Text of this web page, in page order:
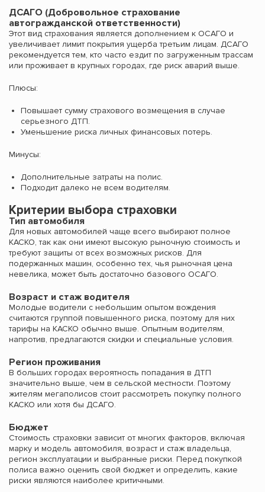
ДСАГО (Добровольное страхование
автогражданской ответственности)
Этот вид страхования является дополнением к ОСАГО и
увеличивает лимит покрытия ущерба третьим лицам. ДСАГО
рекомендуется тем, кто часто ездит по загруженным трассам
или проживает в крупных городах, где риск аварий выше.
Плюсы:
Повышает сумму страхового возмещения в случае
серьезного ДТП.
Уменьшение риска личных финансовых потерь.
Минусы:
Дополнительные затраты на полис.
Подходит далеко не всем водителям.
Критерии выбора страховки
Тип автомобиля
Для новых автомобилей чаще всего выбирают полное
КАСКО, так как они имеют высокую рыночную стоимость и
требуют защиты от всех возможных рисков. Для
подержанных машин, особенно тех, чья рыночная цена
невелика, может быть достаточно базового ОСАГО.
Возраст и стаж водителя
Молодые водители с небольшим опытом вождения
считаются группой повышенного риска, поэтому для них
тарифы на КАСКО обычно выше. Опытным водителям,
напротив, предлагаются скидки и специальные условия.
Регион проживания
В больших городах вероятность попадания в ДТП
значительно выше, чем в сельской местности. Поэтому
жителям мегаполисов стоит рассмотреть покупку полного
КАСКО или хотя бы ДСАГО.
Бюджет
Стоимость страховки зависит от многих факторов, включая
марку и модель автомобиля, возраст и стаж владельца,
регион эксплуатации и выбранные риски. Перед покупкой
полиса важно оценить свой бюджет и определить, какие
риски являются наиболее критичными.